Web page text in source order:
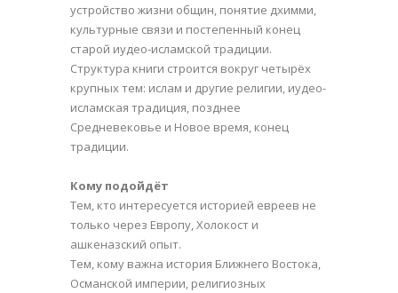
устройство жизни общин, понятие дхимми,
культурные связи и постепенный конец
старой иудео-исламской традиции.
Структура книги строится вокруг четырёх
крупных тем: ислам и другие религии, иудео-
исламская традиция, позднее
Средневековье и Новое время, конец
традиции.
Кому подойдёт
Тем, кто интересуется историей евреев не
только через Европу, Холокост и
ашкеназский опыт.
Тем, кому важна история Ближнего Востока,
Османской империи, религиозных